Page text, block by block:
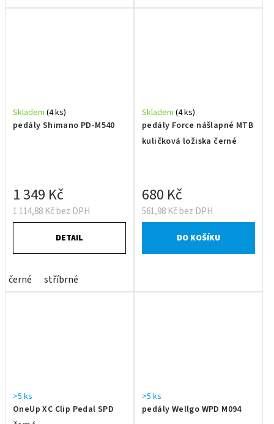
pedály Shimano PD-M540
Skladem (4 ks)
1 114,88 Kč bez DPH
1 349 Kč
DETAIL
černé stříbrné
pedály Force nášlapné MTB
kuličková ložiska černé
Skladem (4 ks)
561,98 Kč bez DPH
680 Kč
DO KOŠÍKU
OneUp XC Clip Pedal SPD
>5 ks
pedály Wellgo WPD M094
>5 ks